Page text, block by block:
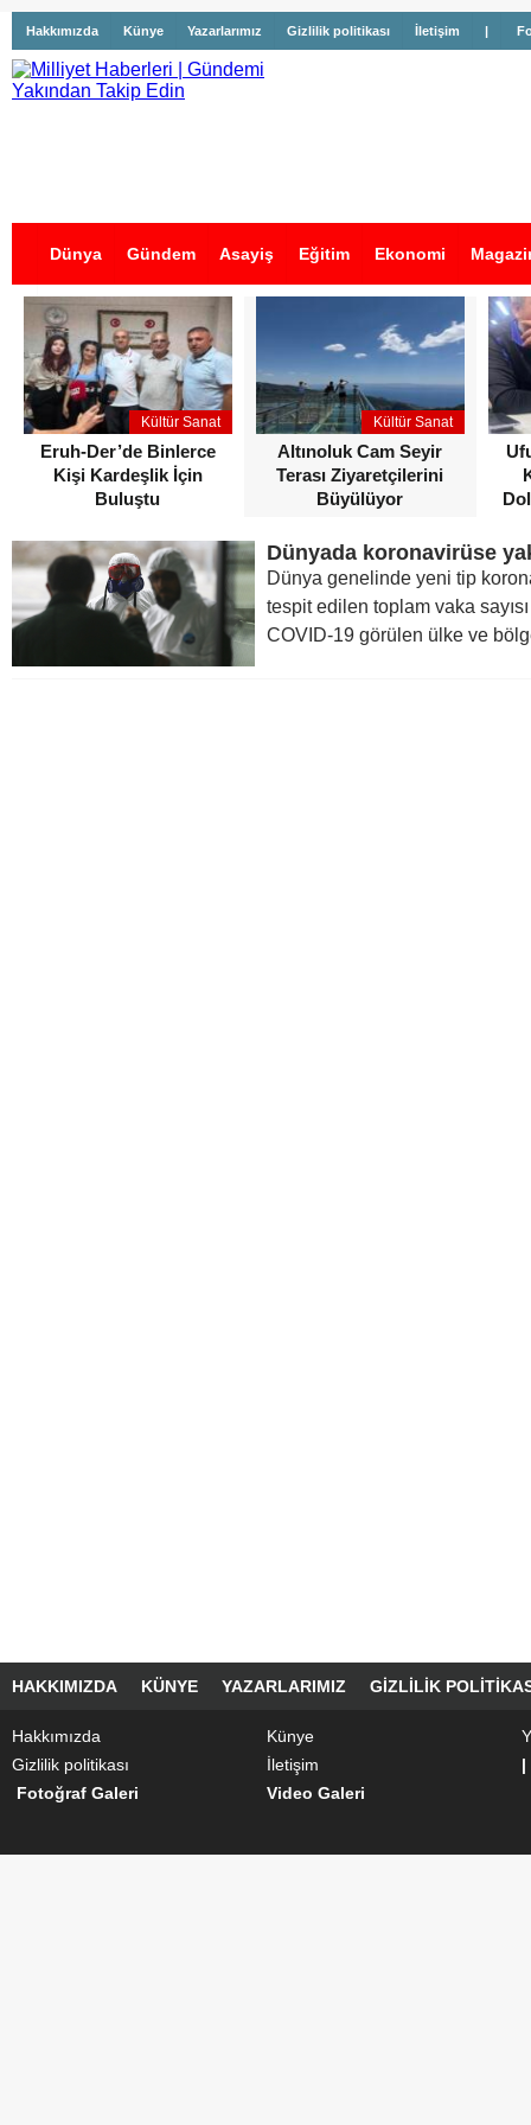
Hakkımızda Künye Yazarlarımız Gizlilik politikası İletişim |
Dünya Gündem Asayiş Eğitim Ekonomi
İş İlanları
Kültür Sanat
Eruh-Der’de Binlerce
Kişi Kardeşlik İçin
Buluştu
Kültür Sanat
Altınoluk Cam Seyir
Terası Ziyaretçilerini
Büyülüyor
Dünya genelinde yeni tip
tespit edilen toplam vaka
COVID-19 görülen ülke ve
HAKKIMIZDA KÜNYE YAZARLARIMIZ GIZLILIK
Hakkımızda Künye
Gizlilik politikası
İletişim
|
Fotoğraf Galeri
Video Galeri